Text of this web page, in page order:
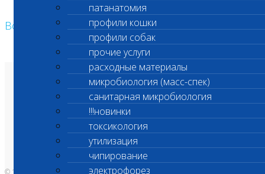
патанатомия
профили кошки
профили собак
прочие услуги
расходные материалы
микробиология (масс-спек)
санитарная микробиология
!!!новинки
токсикология
утилизация
чипирование
электрофорез
Возврат к списку
О лаборатории
Анализы и цены
Ветеринарные центры
Владельцам
Врачам и клиникам
Бланки лаборатории
Банк донорской крови
Адреса лабораторий
© 1996-2026